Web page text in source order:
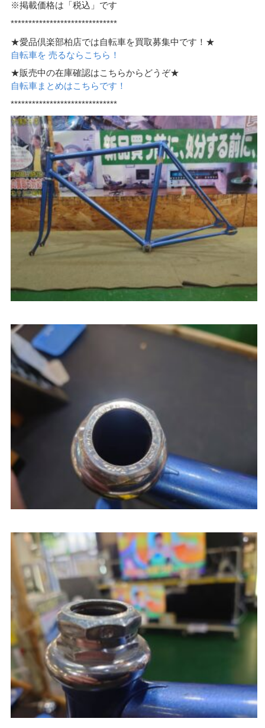
※掲載価格は「税込」です
******************************
★愛品倶楽部柏店では自転車を買取募集中です！★
自転車を 売るならこちら！
★販売中の在庫確認はこちらからどうぞ★
自転車まとめはこちらです！
******************************